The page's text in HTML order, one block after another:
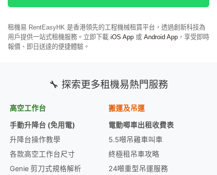
租機易 RentEasyHK 是香港領先的工程機械租賃平台，透過創新科技為
用戶提供一站式租機服務。立即下載 iOS App 或 Android App ，享受即時
報價、即日送達的便捷體驗。
🔧 探索更多租機易熱門服務
高空工作台
手動升降台 (免用電)
升降台操作教學
各款高空工作台尺寸
Genie 剪刀式規格解析
搬運及吊運
電動唧車出租收費表
5.5噸吊雞車叫車
終極租吊車攻略
24噸重型吊運服務